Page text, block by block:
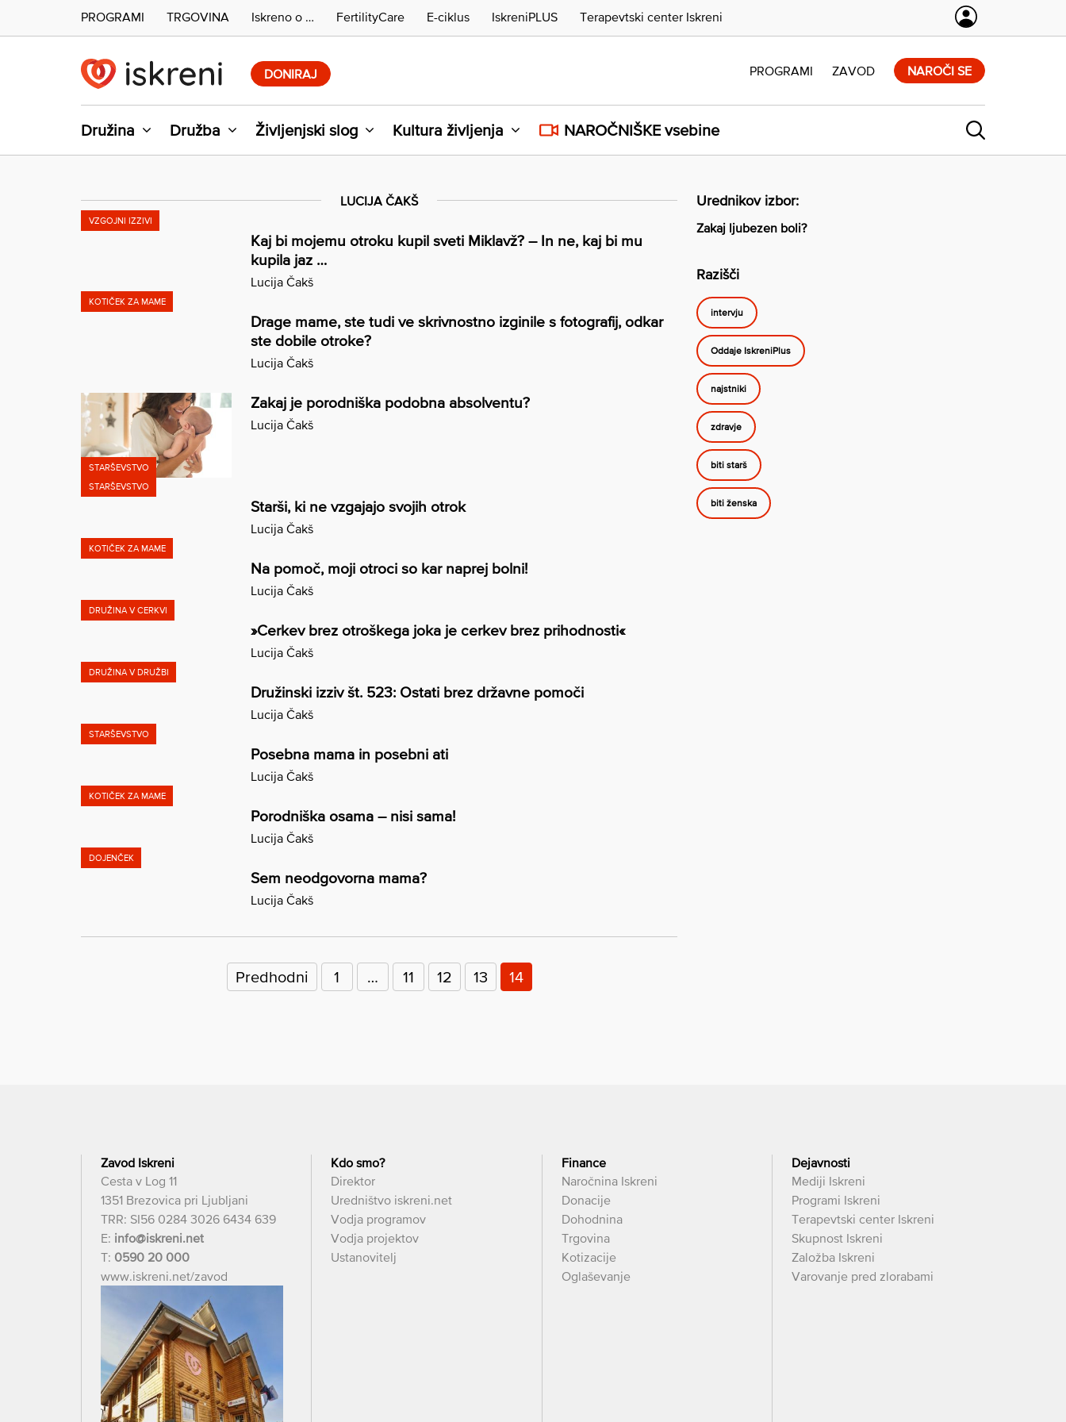
DONIRAJ
Družina Družba Življenjski slog Kultura življenja NAROČNIŠKE vsebine
PROGRAMI ZAVOD NAROČI SE
PROGRAMI TRGOVINA Iskreno o … FertilityCare E-ciklus IskreniPLUS Terapevtski center Iskreni
LUCIJA ČAKŠ
VZGOJNI IZZIVI
Kaj bi mojemu otroku kupil sveti Miklavž? – In ne, kaj bi mu
kupila jaz …
Lucija Čakš
KOTIČEK ZA MAME
Drage mame, ste tudi ve skrivnostno izginile s fotografij, odkar
ste dobile otroke?
Lucija Čakš
STARŠEVSTVO
Zakaj je porodniška podobna absolventu?
Lucija Čakš
STARŠEVSTVO
Starši, ki ne vzgajajo svojih otrok
Lucija Čakš
KOTIČEK ZA MAME
Na pomoč, moji otroci so kar naprej bolni!
Lucija Čakš
DRUŽINA V CERKVI
»Cerkev brez otroškega joka je cerkev brez prihodnosti«
Lucija Čakš
DRUŽINA V DRUŽBI
Družinski izziv št. 523: Ostati brez državne pomoči
Lucija Čakš
STARŠEVSTVO
Posebna mama in posebni ati
Lucija Čakš
KOTIČEK ZA MAME
Porodniška osama – nisi sama!
Lucija Čakš
DOJENČEK
Sem neodgovorna mama?
Lucija Čakš
Predhodni 1 … 11 12 13 14
Urednikov izbor:
Zakaj ljubezen boli?
Razišči
intervju
Oddaje IskreniPlus
najstniki
zdravje
biti starš
biti ženska
Zavod Iskreni
Cesta v Log 11
1351 Brezovica pri Ljubljani
TRR: SI56 0284 3026 6434 639
E: info@iskreni.net
T: 0590 20 000
www.iskreni.net/zavod
Kdo smo?
Direktor
Uredništvo iskreni.net
Vodja programov
Vodja projektov
Ustanovitelj
Finance
Naročnina Iskreni
Donacije
Dohodnina
Trgovina
Kotizacije
Oglaševanje
Dejavnosti
Mediji Iskreni
Programi Iskreni
Terapevtski center Iskreni
Skupnost Iskreni
Založba Iskreni
Varovanje pred zlorabami